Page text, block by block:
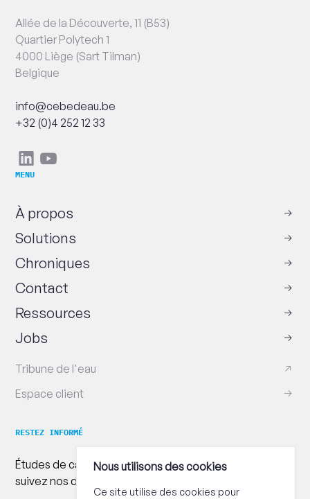
Adresse
Allée de la Découverte, 11 (B53)
Quartier Polytech 1
4000 Liège (Sart Tilman)
Belgique
Email
info@cebedeau.be
Numéro
de
+32 (0)4 252 12 33
Réseaux
sociaux
LinkedinYoutube
MENU
À propos
Solutions
Chroniques
Contact
Ressources
Jobs
Tribune de l'eau
Espace client
RESTEZ INFORMÉ
Études de cas, conseils pratiques et publications :
suivez nos dernières actualités !
Nous utilisons des cookies
Ce site utilise des cookies pour